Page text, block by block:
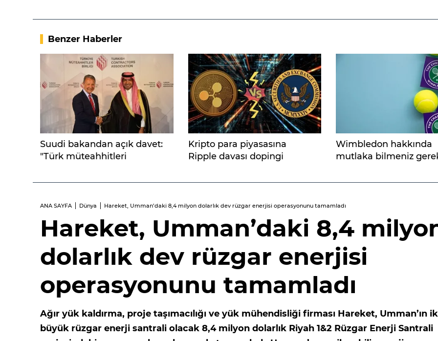
Benzer Haberler
Suudi bakandan açık davet:
"Türk müteahhitleri
Kripto para piyasasına
Ripple davası dopingi
Wimbledon hakkında
mutlaka bilmeniz
ANA SAYFA Dünya Hareket, Umman’daki 8,4 milyon dolarlık dev rüzgar enerjisi operasyonunu tamamladı
Hareket, Umman’daki 8,4
dolarlık dev rüzgar enerjisi
operasyonunu tamamladı
Ağır yük kaldırma, proje taşımacılığı ve yük mühendisliği firması Hareket, Umman’ın
büyük rüzgar enerji santrali olacak 8,4 milyon dolarlık Riyah 1&2 Rüzgar Enerji Santrali